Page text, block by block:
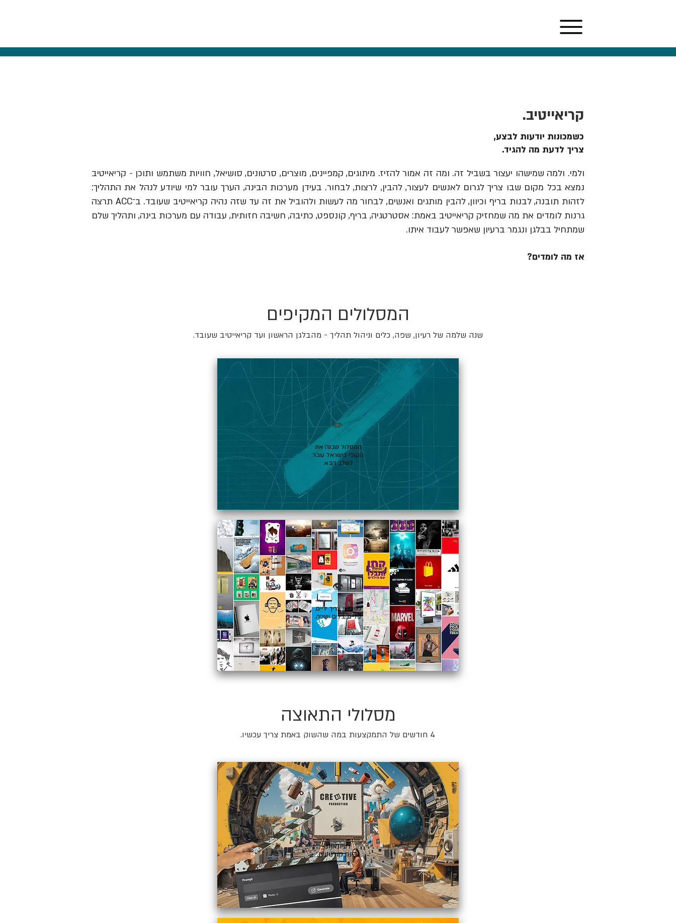
קריאייטיב.
כשמכונות יודעות לבצע,
צריך לדעת מה להגיד.
ולמי. ולמה שמישהו יעצור בשביל זה. ומה זה אמור להזיז. מיתוגים, קמפיינים, מוצרים, סרטונים, סושיאל, חוויות משתמש ותוכן - קריאייטיב
נמצא בכל מקום שבו צריך לגרום לאנשים לעצור, להבין, לרצות, לבחור. בעידן מערכות הבינה, הערך עובר למי שיודע לנהל את התהליך:
לזהות תובנה, לבנות בריף וכיוון, להבין מותגים ואנשים, לבחור מה לעשות ולהוביל את זה עד שזה נהיה קריאייטיב שעובד. ב־ACC תרצה
גרנות לומדים את מה שמחזיק קריאייטיב באמת: אסטרטגיה, בריף, קונספט, כתיבה, חשיבה חזותית, עבודה עם מערכות בינה, ותהליך שלם
שמתחיל בבלגן ונגמר ברעיון שאפשר לעבוד איתו.
אז מה לומדים?
המסלולים המקיפים
שנה שלמה של רעיון, שפה, כלים וניהול תהליך - מהבלגן הראשון ועד קריאייטיב שעובד.
✏️
המסלול שבנה את
הקופי בישראל עובר
לשלב הבא.
👁️
כשרעיון צריך ידיים,
עיניים, כלים ושפה.
מסלולי התאוצה
4 חודשים של התמקצעות במה שהשוק באמת צריך עכשיו.
🎬
רעיונאות
ובינה קולנועית.